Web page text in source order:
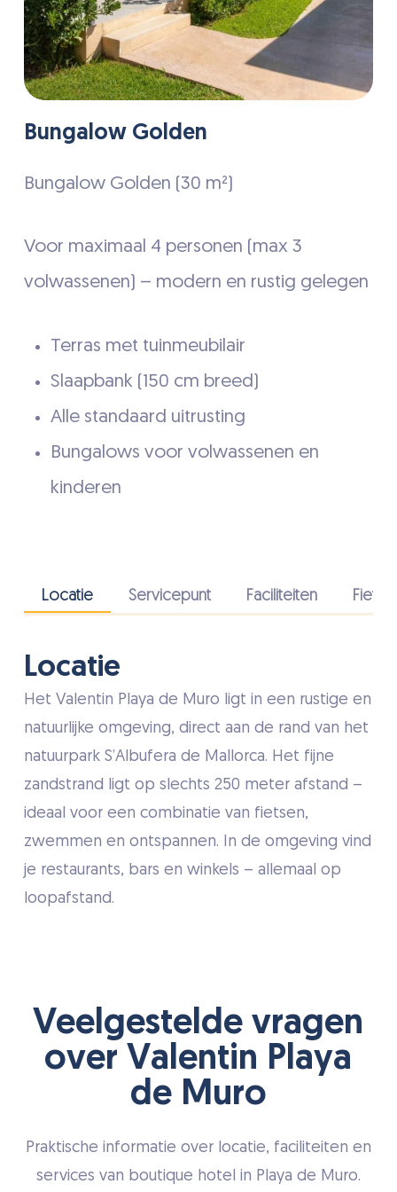
Bungalow Golden
Bungalow Golden (30 m²)
Voor maximaal 4 personen (max 3
volwassenen) – modern en rustig gelegen
Terras met tuinmeubilair
Slaapbank (150 cm breed)
Alle standaard uitrusting
Bungalows voor volwassenen en
kinderen
Locatie Servicepunt Faciliteiten
Locatie
Het Valentin Playa de Muro ligt in een rustige en
natuurlijke omgeving, direct aan de rand van het
natuurpark S’Albufera de Mallorca. Het fijne
zandstrand ligt op slechts 250 meter afstand –
ideaal voor een combinatie van fietsen,
zwemmen en ontspannen. In de omgeving vind
je restaurants, bars en winkels – allemaal op
loopafstand.
Veelgestelde vragen
over Valentin Playa
de Muro
Praktische informatie over locatie, faciliteiten en
services van boutique hotel in Playa de Muro.